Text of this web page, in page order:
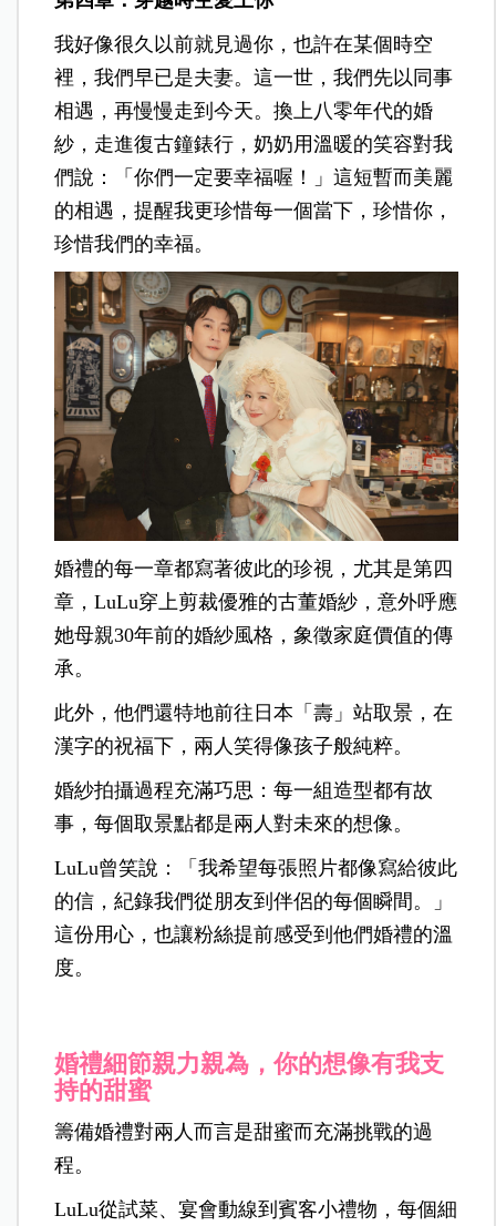
我好像很久以前就見過你，也許在某個時空
裡，我們早已是夫妻。這一世，我們先以同事
相遇，再慢慢走到今天。換上八零年代的婚
紗，走進復古鐘錶行，奶奶用溫暖的笑容對我
們說：「你們一定要幸福喔！」這短暫而美麗
的相遇，提醒我更珍惜每一個當下，珍惜你，
珍惜我們的幸福。
婚禮的每一章都寫著彼此的珍視，尤其是第四
章，LuLu穿上剪裁優雅的古董婚紗，意外呼應
她母親30年前的婚紗風格，象徵家庭價值的傳
承。
此外，他們還特地前往日本「壽」站取景，在
漢字的祝福下，兩人笑得像孩子般純粹。
婚紗拍攝過程充滿巧思：每一組造型都有故
事，每個取景點都是兩人對未來的想像。
LuLu曾笑說：「我希望每張照片都像寫給彼此
的信，紀錄我們從朋友到伴侶的每個瞬間。」
這份用心，也讓粉絲提前感受到他們婚禮的溫
度。
婚禮細節親力親為，你的想像有我支
持的甜蜜
籌備婚禮對兩人而言是甜蜜而充滿挑戰的過
程。
LuLu從試菜、宴會動線到賓客小禮物，每個細